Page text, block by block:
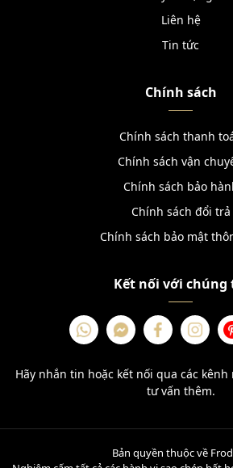
Liên hệ
Tin tức
Chính sách
Chính sách thanh
Chính sách vận
Chính sách bảo
Chính sách đổi trả
Chính sách bảo mật
Kết nối với chúng
Hãy nhắn tin hoặc kết nối qua các
tư vấn thêm.
Bản quyền thuộc về